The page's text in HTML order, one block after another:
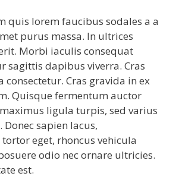
quis lorem faucibus sodales a a
purus massa. In ultrices
Morbi iaculis consequat
sagittis dapibus viverra. Cras
Cras gravida in ex
Quisque fermentum auctor
ligula turpis, sed varius
Donec sapien lacus,
eget, rhoncus vehicula
odio nec ornare ultricies.
est.